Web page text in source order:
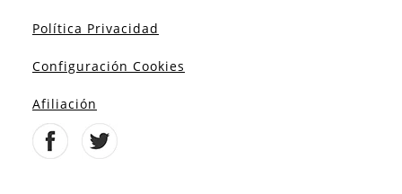
Política Privacidad
Configuración Cookies
Afiliación